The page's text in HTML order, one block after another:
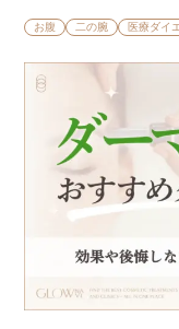
お腹 二の腕 医療ダイ